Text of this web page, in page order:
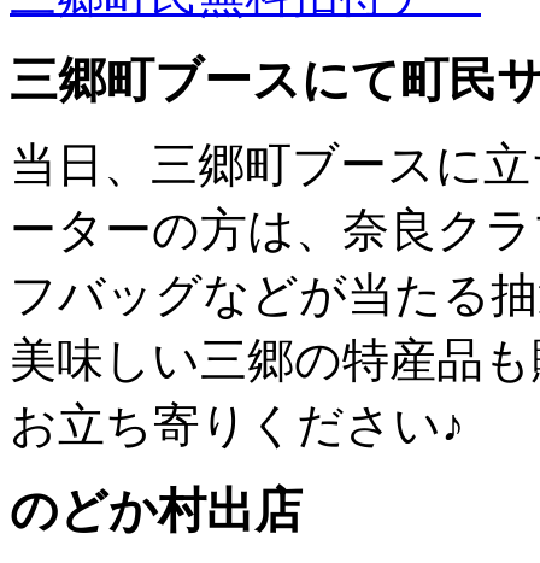
三郷町ブースにて町民
当日、三郷町ブースに
ーターの方は、奈良ク
フバッグなどが当たる
美味しい三郷の特産品
お立ち寄りください♪
のどか村出店